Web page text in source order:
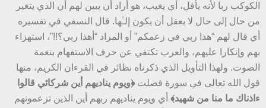
الكوكب ربا لأنه يأفل، أي يغيب، هو أراد أن يبين لهم أن الذي يتغير
من حال إلى حال لا يعقل أن يكون إلـٰها. قال النسفي في تفسيره
أي قال لهم “هذا ربي في زعمكم” أو المراد “أهذا ربي؟!!”، استهزاء
بهم وإنكارا عليهم، والعرب تكتفي عن حرف الاستفهام بنغمة
الصوت. ولهذا التأويل الذي ذكرناه نظائر في القرءان الكريم، منها
قول الله تعالى في سورة فصلت﴿ويوم يناديهم أين شركائي قالوا
ءاذناك ما منا من شهيد﴾ أي ويوم يناديهم ربهم أين الذين تزعمونهم